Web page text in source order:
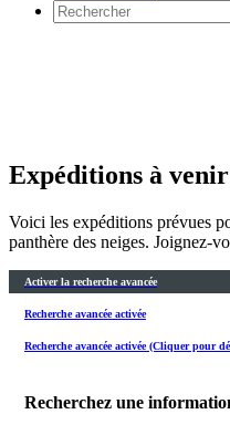
Expéditions à venir
Voici les expéditions prévues
panthère des neiges. Joignez-
Activer la recherche avancée
Recherche avancée activée
Recherche avancée activée (Cliquer pour
Recherchez une